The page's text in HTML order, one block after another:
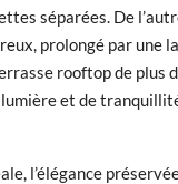
séparées. De
prolongé par une
rooftop de plus
et de
l’élégance